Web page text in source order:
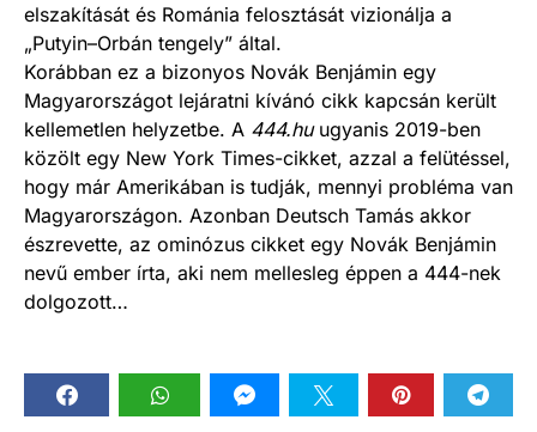
elszakítását és Románia felosztását vizionálja a
„Putyin–Orbán tengely” által.
Korábban ez a bizonyos Novák Benjámin egy
Magyarországot lejáratni kívánó cikk kapcsán került
kellemetlen helyzetbe. A 444.huugyanis 2019-ben
közölt egy New York Times-cikket, azzal a felütéssel,
hogy már Amerikában is tudják, mennyi probléma van
Magyarországon. Azonban Deutsch Tamás akkor
észrevette, az ominózus cikket egy Novák Benjámin
nevű ember írta, aki nem mellesleg éppen a 444-nek
dolgozott…